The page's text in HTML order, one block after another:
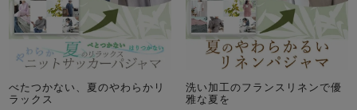
べたつかない、夏のやわらかリ
ラックス
洗い加工のフランスリネンで優
雅な夏を